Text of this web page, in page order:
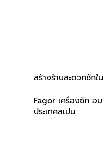
สร้างร้านสะดวกซักใ
Fagor เครื่องซัก อ
ประเทศสเปน